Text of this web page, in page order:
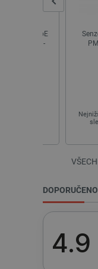
Senzor
PM2.5 /
Nejnižší
slevou:
DOPORUČENO
4.9